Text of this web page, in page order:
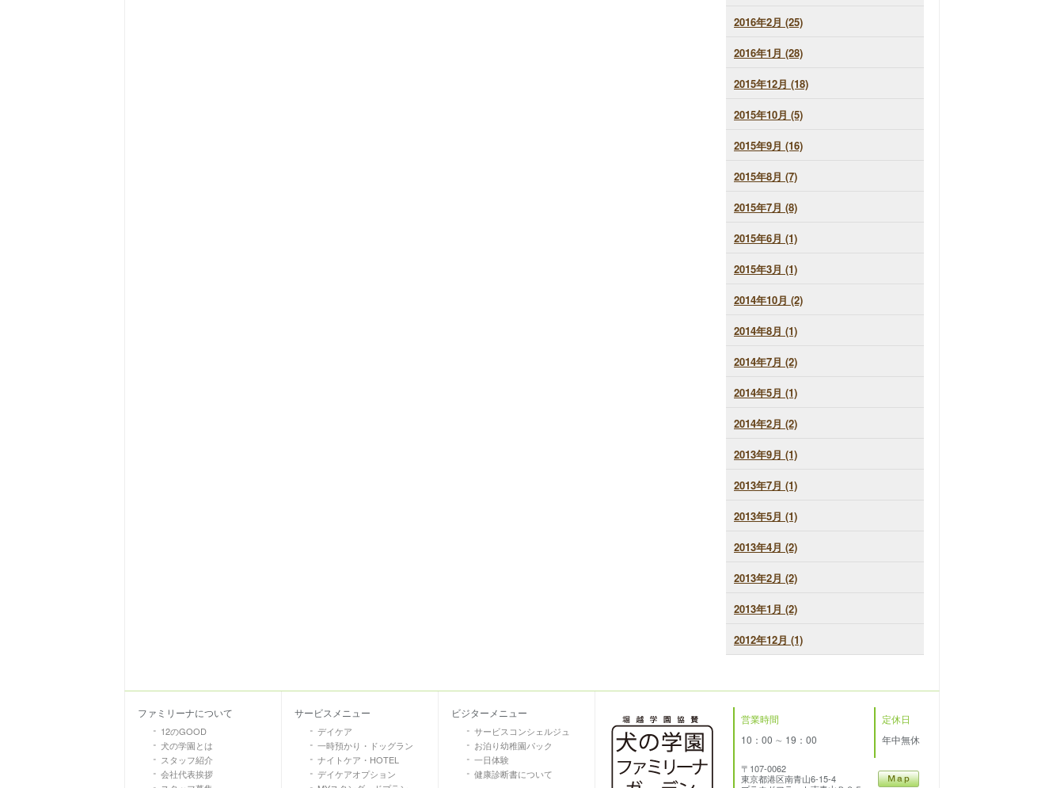
2016年2月 (25)
2016年1月 (28)
2015年12月 (18)
2015年10月 (5)
2015年9月 (16)
2015年8月 (7)
2015年7月 (8)
2015年6月 (1)
2015年3月 (1)
2014年10月 (2)
2014年8月 (1)
2014年7月 (2)
2014年5月 (1)
2014年2月 (2)
2013年9月 (1)
2013年7月 (1)
2013年5月 (1)
2013年4月 (2)
2013年2月 (2)
2013年1月 (2)
2012年12月 (1)
ファミリーナについて
12のGOOD
犬の学園とは
スタッフ紹介
会社代表挨拶
サービスメニュー
デイケア
一時預かり・ドッグラン
ナイトケア・HOTEL
デイケアオプション
ビジターメニュー
サービスコンシェルジュ
お泊り幼稚園パック
一日体験
健康診断書について
営業時間
定休日
10：00 ∼ 19：00
年中無休
〒107-0062
東京都港区南青山6-15-4